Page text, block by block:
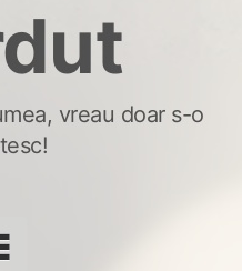
vreau doar s-o